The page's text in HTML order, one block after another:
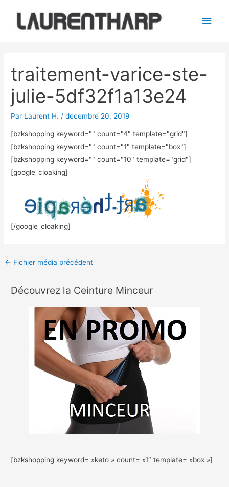
contenu
traitement-varice-ste-
julie-5df32f1a13e24
Par Laurent H. /décembre 20, 2019
[bzkshopping keyword="" count="4" template="grid"]
[bzkshopping keyword="" count="1" template="box"]
[bzkshopping keyword="" count="10" template="grid"]
[google_cloaking]
[/google_cloaking]
articles
← Fichier média précédent
Découvrez la Ceinture Minceur
[bzkshopping keyword= »keto » count= »1″ template= »box »]